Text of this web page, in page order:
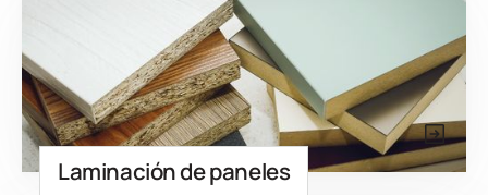
Laminación de paneles